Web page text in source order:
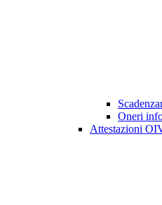
Oneri
Attestazioni